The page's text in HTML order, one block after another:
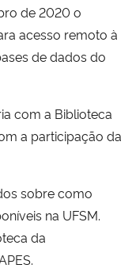
de 2020 o
acesso remoto à
de dados do
com a Biblioteca
a participação da
sobre como
na UFSM.
da